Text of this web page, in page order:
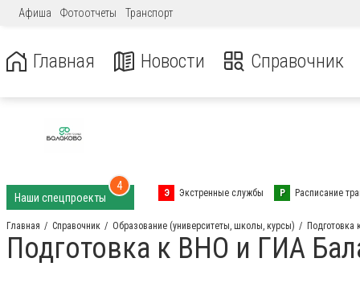
Афиша Фотоотчеты Транспорт
Главная Новости Справочник
Наши спецпроекты
4
Э Экстренные службы Р Расписание
Главная Справочник Образование (университеты, школы, курсы)
Подготовка к ВНО и ГИА